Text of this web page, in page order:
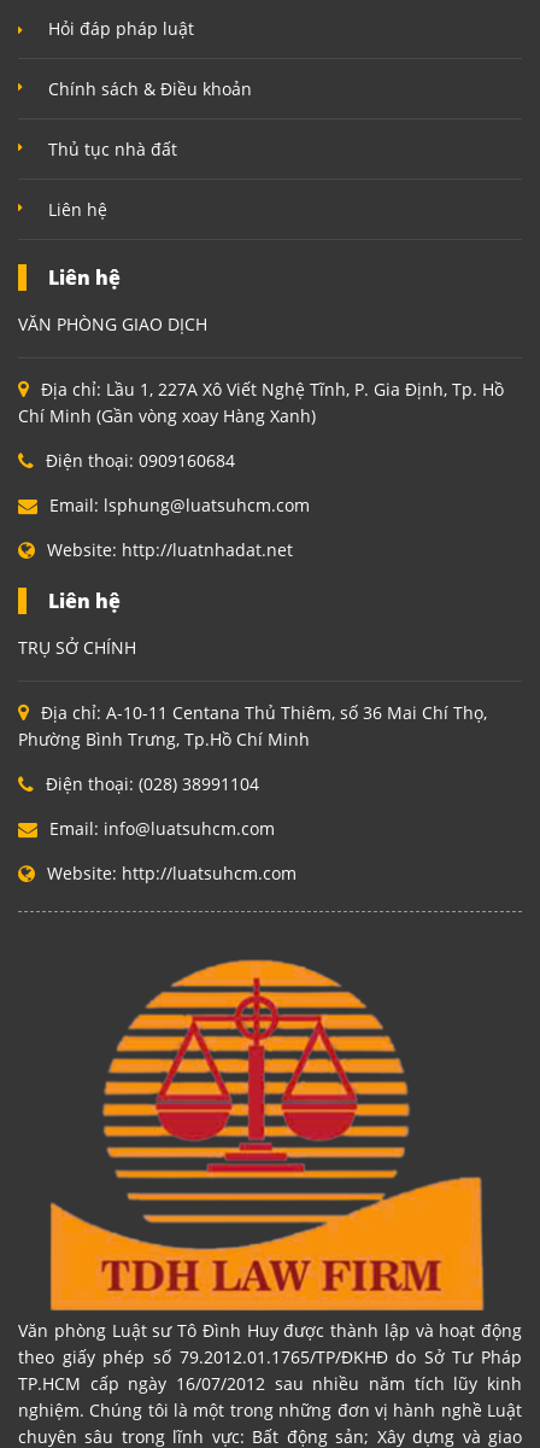
Hỏi đáp pháp luật
Chính sách & Điều khoản
Thủ tục nhà đất
Liên hệ
Liên hệ
VĂN PHÒNG GIAO DỊCH
Địa chỉ: Lầu 1, 227A Xô Viết Nghệ Tĩnh, P. Gia Định, Tp. Hồ
Chí Minh (Gần vòng xoay Hàng Xanh)
Điện thoại: 0909160684
Email: lsphung@luatsuhcm.com
Website: http://luatnhadat.net
Liên hệ
TRỤ SỞ CHÍNH
Địa chỉ: A-10-11 Centana Thủ Thiêm, số 36 Mai Chí Thọ,
Phường Bình Trưng, Tp.Hồ Chí Minh
Điện thoại: (028) 38991104
Email: info@luatsuhcm.com
Website: http://luatsuhcm.com
Văn phòng Luật sư Tô Đình Huy được thành lập và hoạt động
theo giấy phép số 79.2012.01.1765/TP/ĐKHĐ do Sở Tư Pháp
TP.HCM cấp ngày 16/07/2012 sau nhiều năm tích lũy kinh
nghiệm. Chúng tôi là một trong những đơn vị hành nghề Luật
chuyên sâu trong lĩnh vực: Bất động sản; Xây dựng và giao